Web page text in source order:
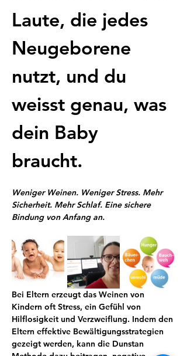
Laute, die jedes
Neugeborene
nutzt, und du
weisst genau, was
dein Baby
braucht.
Weniger Weinen. Weniger Stress. Mehr
Sicherheit. Mehr Schlaf. Eine sichere
Bindung von Anfang an.
Bei Eltern erzeugt das Weinen von
Kindern oft Stress, ein Gefühl von
Hilflosigkeit und Verzweiflung. Indem den
Eltern effektive Bewältigungsstrategien
gezeigt werden, kann die Dunstan